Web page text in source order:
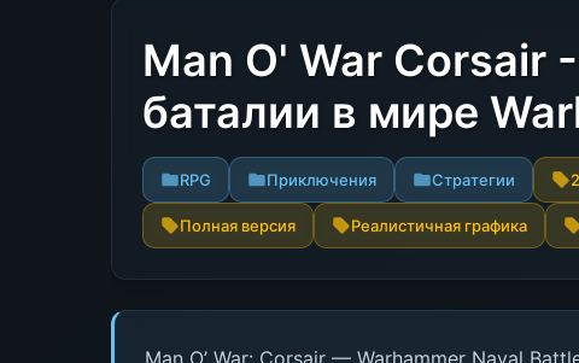
Man O' War Corsair
баталии в мире
RPG Приключения Стратегии
Полная версия Реалистичная графика
Man O’ War: Corsair — Warhammer Naval